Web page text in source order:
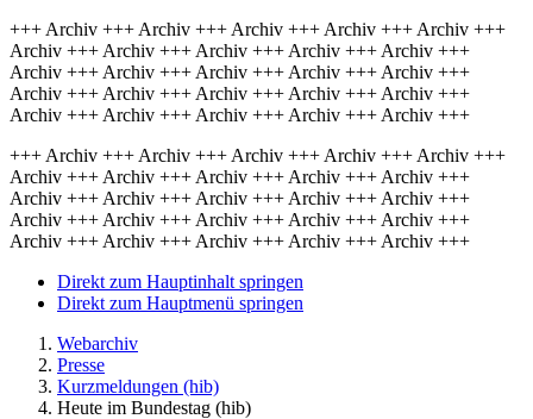
+++ Archiv +++ Archiv +++ Archiv +++ Archiv +++ Archiv +++
Archiv +++ Archiv +++ Archiv +++ Archiv +++ Archiv +++
Archiv +++ Archiv +++ Archiv +++ Archiv +++ Archiv +++
Archiv +++ Archiv +++ Archiv +++ Archiv +++ Archiv +++
Archiv +++ Archiv +++ Archiv +++ Archiv +++ Archiv +++
+++ Archiv +++ Archiv +++ Archiv +++ Archiv +++ Archiv +++
Archiv +++ Archiv +++ Archiv +++ Archiv +++ Archiv +++
Archiv +++ Archiv +++ Archiv +++ Archiv +++ Archiv +++
Archiv +++ Archiv +++ Archiv +++ Archiv +++ Archiv +++
Archiv +++ Archiv +++ Archiv +++ Archiv +++ Archiv +++
Direkt zum Hauptinhalt springen
Direkt zum Hauptmenü springen
Webarchiv
Presse
Kurzmeldungen (hib)
Heute im Bundestag (hib)